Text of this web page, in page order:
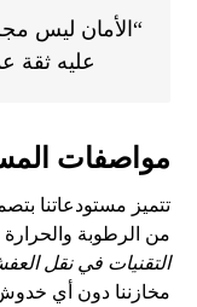
“الأمان ليس
عليه ثقة
مواصفات
تتميز مستودعاتنا
من الرطوبة
التقنيات في نقل
مخازننا دون أي